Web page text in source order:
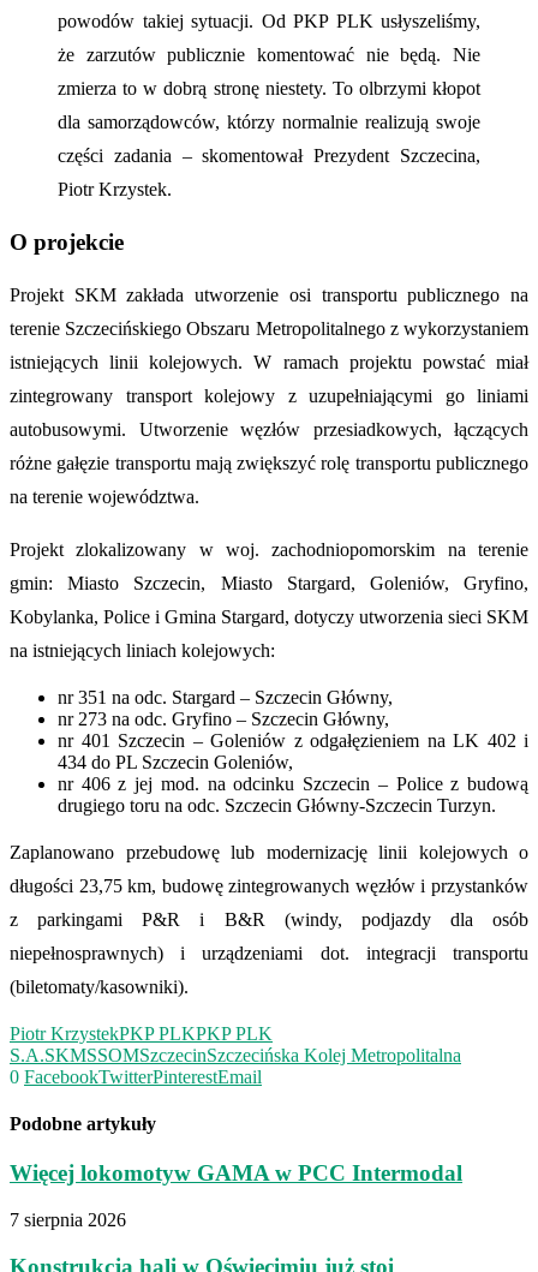
powodów takiej sytuacji. Od PKP PLK usłyszeliśmy,
że zarzutów publicznie komentować nie będą. Nie
zmierza to w dobrą stronę niestety. To olbrzymi kłopot
dla samorządowców, którzy normalnie realizują swoje
części zadania – skomentował Prezydent Szczecina,
Piotr Krzystek.
O projekcie
Projekt SKM zakłada utworzenie osi transportu publicznego na
terenie Szczecińskiego Obszaru Metropolitalnego z wykorzystaniem
istniejących linii kolejowych. W ramach projektu powstać miał
zintegrowany transport kolejowy z uzupełniającymi go liniami
autobusowymi. Utworzenie węzłów przesiadkowych, łączących
różne gałęzie transportu mają zwiększyć rolę transportu publicznego
na terenie województwa.
Projekt zlokalizowany w woj. zachodniopomorskim na terenie
gmin: Miasto Szczecin, Miasto Stargard, Goleniów, Gryfino,
Kobylanka, Police i Gmina Stargard, dotyczy utworzenia sieci SKM
na istniejących liniach kolejowych:
nr 351 na odc. Stargard – Szczecin Główny,
nr 273 na odc. Gryfino – Szczecin Główny,
nr 401 Szczecin – Goleniów z odgałęzieniem na LK 402 i
434 do PL Szczecin Goleniów,
nr 406 z jej mod. na odcinku Szczecin – Police z budową
drugiego toru na odc. Szczecin Główny-Szczecin Turzyn.
Zaplanowano przebudowę lub modernizację linii kolejowych o
długości 23,75 km, budowę zintegrowanych węzłów i przystanków
z parkingami P&R i B&R (windy, podjazdy dla osób
niepełnosprawnych) i urządzeniami dot. integracji transportu
(biletomaty/kasowniki).
Piotr KrzystekPKP PLKPKP PLK
S.A.SKMSSOMSzczecinSzczecińska Kolej Metropolitalna
0 FacebookTwitterPinterestEmail
Podobne artykuły
Więcej lokomotyw GAMA w PCC Intermodal
7 sierpnia 2026
Konstrukcja hali w Oświęcimiu już stoi